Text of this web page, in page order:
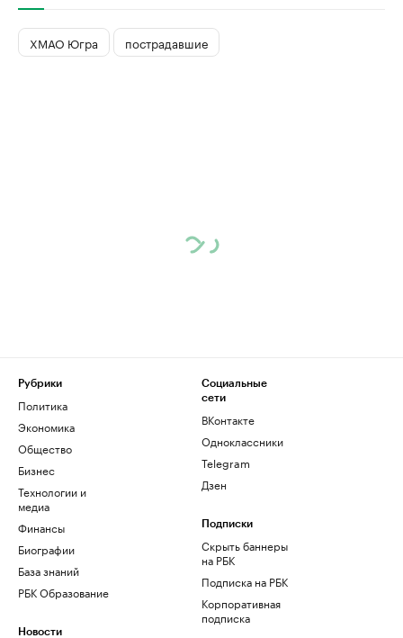
ХМАО Югра пострадавшие
Рубрики
Политика
Экономика
Общество
Бизнес
Технологии и
медиа
Финансы
Биографии
База знаний
РБК Образование
Новости
Социальные
сети
ВКонтакте
Одноклассники
Telegram
Дзен
Подписки
Скрыть баннеры
на РБК
Подписка на РБК
Корпоративная
подписка